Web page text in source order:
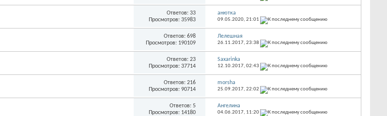
Ответов: 33
Просмотров: 35983
анютка
09.05.2020, 21:01
Ответов: 698
Просмотров: 190109
Лелешная
26.11.2017, 23:38
Ответов: 23
Просмотров: 37714
Saxarinka
12.10.2017, 02:43
Ответов: 216
Просмотров: 90714
morsha
25.09.2017, 22:02
Ответов: 5
Просмотров: 14180
Ангелина
04.06.2017, 11:20